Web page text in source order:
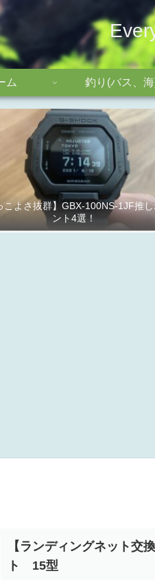
ム 釣り(バス、
こよさ抜群】GBX-100NS-1JF推し
ント4選！
【ランディングネット交
ト 15型